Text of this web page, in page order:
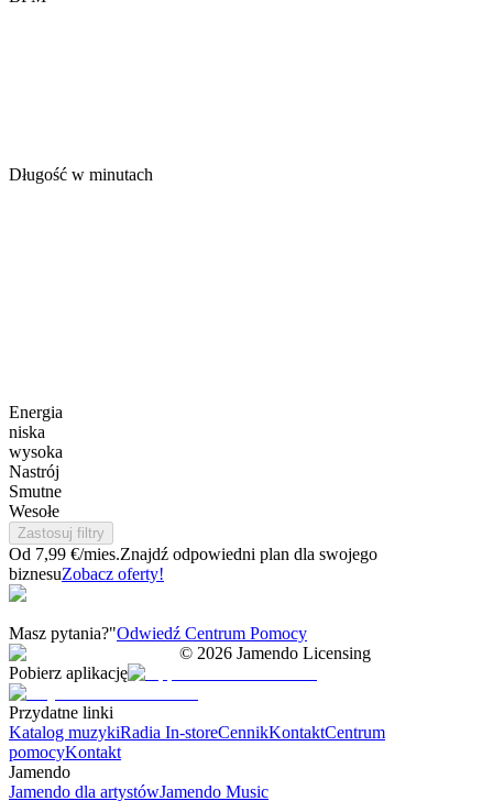
Długość w minutach
Energia
niska
wysoka
Nastrój
Smutne
Wesołe
Zastosuj filtry
Od 7,99 €/mies.Znajdź odpowiedni plan dla swojego
biznesuZobacz oferty!
Masz pytania?"Odwiedź Centrum Pomocy
© 2026 Jamendo Licensing
Pobierz aplikację
Przydatne linki
Katalog muzykiRadia In-storeCennikKontaktCentrum
pomocyKontakt
Jamendo
Jamendo dla artystówJamendo Music